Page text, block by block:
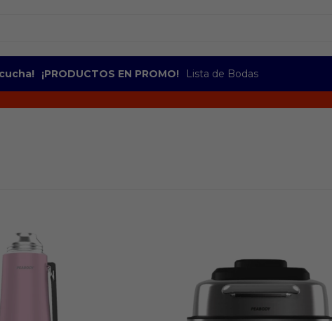
¡PRODUCTOS EN PROMO! Lista de Bodas